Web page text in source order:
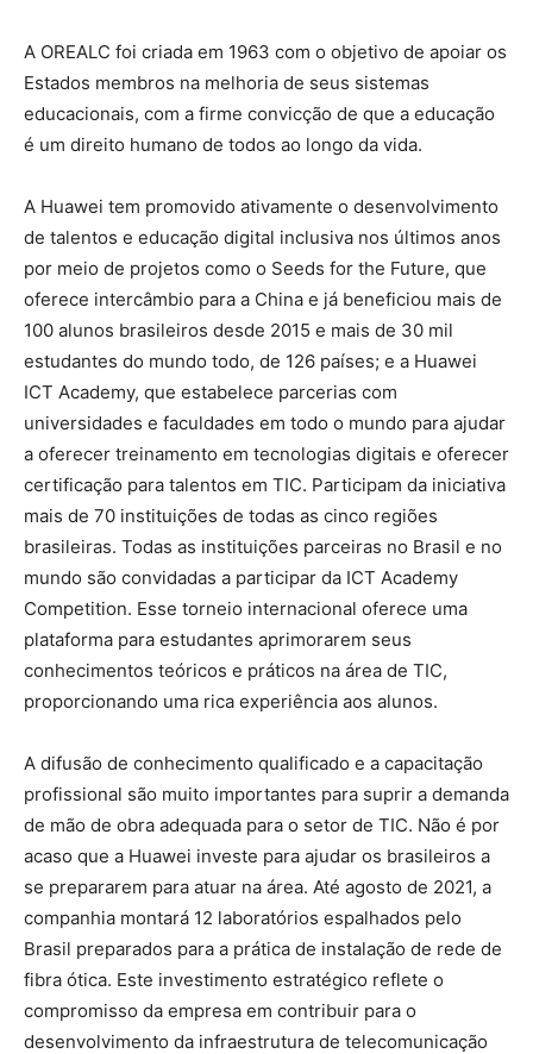
A OREALC foi criada em 1963 com o objetivo de apoiar os
Estados membros na melhoria de seus sistemas
educacionais, com a firme convicção de que a educação
é um direito humano de todos ao longo da vida.
A Huawei tem promovido ativamente o desenvolvimento
de talentos e educação digital inclusiva nos últimos anos
por meio de projetos como o Seeds for the Future, que
oferece intercâmbio para a China e já beneficiou mais de
100 alunos brasileiros desde 2015 e mais de 30 mil
estudantes do mundo todo, de 126 países; e a Huawei
ICT Academy, que estabelece parcerias com
universidades e faculdades em todo o mundo para ajudar
a oferecer treinamento em tecnologias digitais e oferecer
certificação para talentos em TIC. Participam da iniciativa
mais de 70 instituições de todas as cinco regiões
brasileiras. Todas as instituições parceiras no Brasil e no
mundo são convidadas a participar da ICT Academy
Competition. Esse torneio internacional oferece uma
plataforma para estudantes aprimorarem seus
conhecimentos teóricos e práticos na área de TIC,
proporcionando uma rica experiência aos alunos.
A difusão de conhecimento qualificado e a capacitação
profissional são muito importantes para suprir a demanda
de mão de obra adequada para o setor de TIC. Não é por
acaso que a Huawei investe para ajudar os brasileiros a
se prepararem para atuar na área. Até agosto de 2021, a
companhia montará 12 laboratórios espalhados pelo
Brasil preparados para a prática de instalação de rede de
fibra ótica. Este investimento estratégico reflete o
compromisso da empresa em contribuir para o
desenvolvimento da infraestrutura de telecomunicação